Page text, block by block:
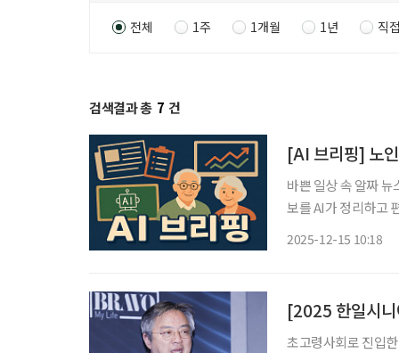
전체 1주 1개월 1년 직
검색결과 총 7 건
[AI 브리핑] 노
바쁜 일상 속 알짜
보를 AI가 정리하고 편집국 기자
2025-12-15 10:18
초고령사회로 진입